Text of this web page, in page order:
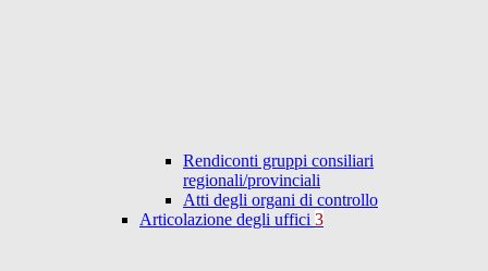
Rendiconti gruppi consiliari
regionali/provinciali
Atti degli organi di controllo
Articolazione degli uffici 3